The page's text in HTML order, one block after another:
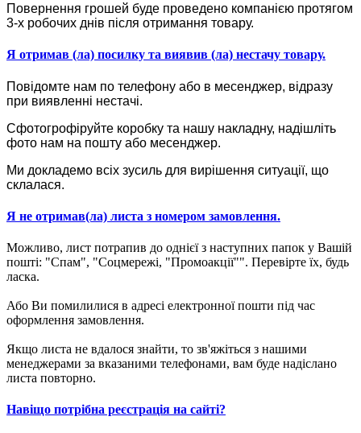
Повернення грошей буде проведено компанією протягом
3-х робочих днів після отримання товару.
Я отримав (ла) посилку та виявив (ла) нестачу товару.
Повідомте нам по телефону або в месенджер, відразу
при виявленні нестачі.
Сфотогрофіруйте коробку та нашу накладну, надішліть
фото нам на пошту або месенджер.
Ми докладемо всіх зусиль для вирішення ситуації, що
склалася.
Я не отримав(ла) листа з номером замовлення.
Можливо, лист потрапив до однієї з наступних папок у Вашій
пошті: "Спам", "Соцмережі, "Промоакції"". Перевірте їх, будь
ласка.
Або Ви помилилися в адресі електронної пошти під час
оформлення замовлення.
Якщо листа не вдалося знайти, то зв'яжіться з нашими
менеджерами за вказаними телефонами, вам буде надіслано
листа повторно.
Навіщо потрібна реєстрація на сайті?